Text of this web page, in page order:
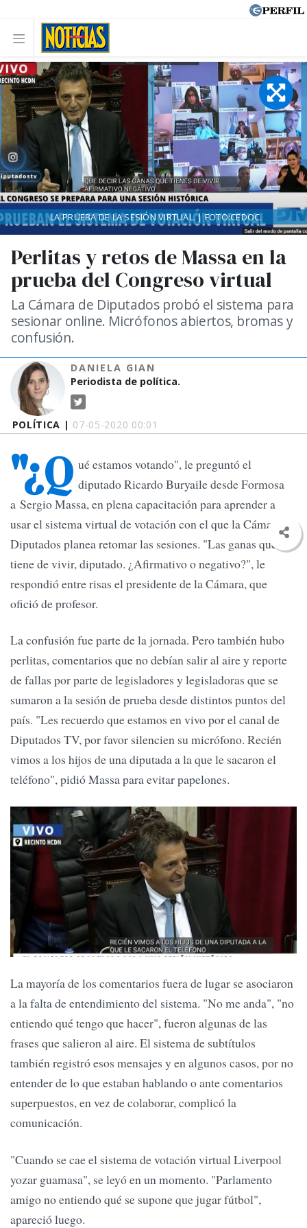
POLÍTICA | 07-05-2020 00:01
Perlitas y retos de Massa en la
prueba del Congreso virtual
La Cámara de Diputados probó el sistema para
sesionar online. Micrófonos abiertos, bromas y
confusión.
DANIELA GIAN
Periodista de política.
LA PRUEBA DE LA SESIÓN VIRTUAL. | FOTO:CEDOC.
"¿Q ué estamos votando", le preguntó el
diputado Ricardo Buryaile desde Formosa
a Sergio Massa, en plena capacitación para aprender a
usar el sistema virtual de votación con el que la Cámara de
Diputados planea retomar las sesiones. "Las ganas que
tiene de vivir, diputado. ¿Afirmativo o negativo?", le
respondió entre risas el presidente de la Cámara, que
ofició de profesor.
La confusión fue parte de la jornada. Pero también hubo
perlitas, comentarios que no debían salir al aire y reporte
de fallas por parte de legisladores y legisladoras que se
sumaron a la sesión de prueba desde distintos puntos del
país. "Les recuerdo que estamos en vivo por el canal de
Diputados TV, por favor silencien su micrófono. Recién
vimos a los hijos de una diputada a la que le sacaron el
teléfono", pidió Massa para evitar papelones.
La mayoría de los comentarios fuera de lugar se asociaron
a la falta de entendimiento del sistema. "No me anda", "no
entiendo qué tengo que hacer", fueron algunas de las
frases que salieron al aire. El sistema de subtítulos
también registró esos mensajes y en algunos casos, por no
entender de lo que estaban hablando o ante comentarios
superpuestos, en vez de colaborar, complicó la
comunicación.
"Cuando se cae el sistema de votación virtual Liverpool
yozar guamasa", se leyó en un momento. "Parlamento
amigo no entiendo qué se supone que jugar fútbol",
apareció luego.